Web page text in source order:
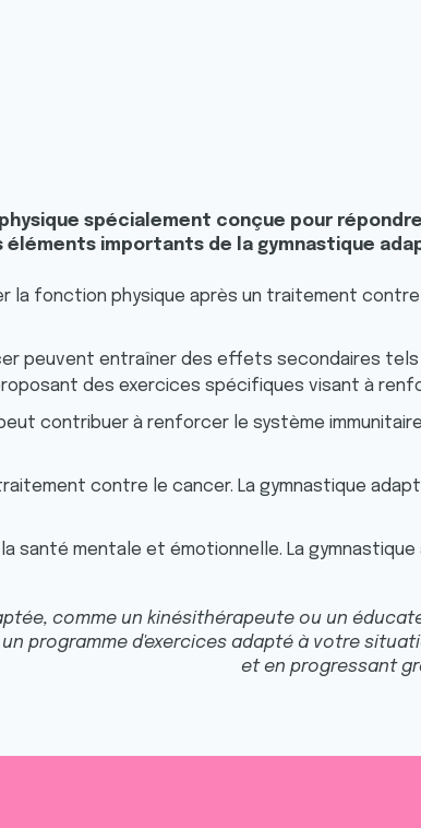
spécialement conçue pour
importants de la gymnastique
la fonction physique après un traitement
peuvent entraîner des effets secondaires tels
des exercices spécifiques visant à
contribuer à renforcer le système
contre le cancer. La gymnastique
santé mentale et émotionnelle. La
comme un kinésithérapeute ou un
programme d'exercices adapté à votre
et en progressant